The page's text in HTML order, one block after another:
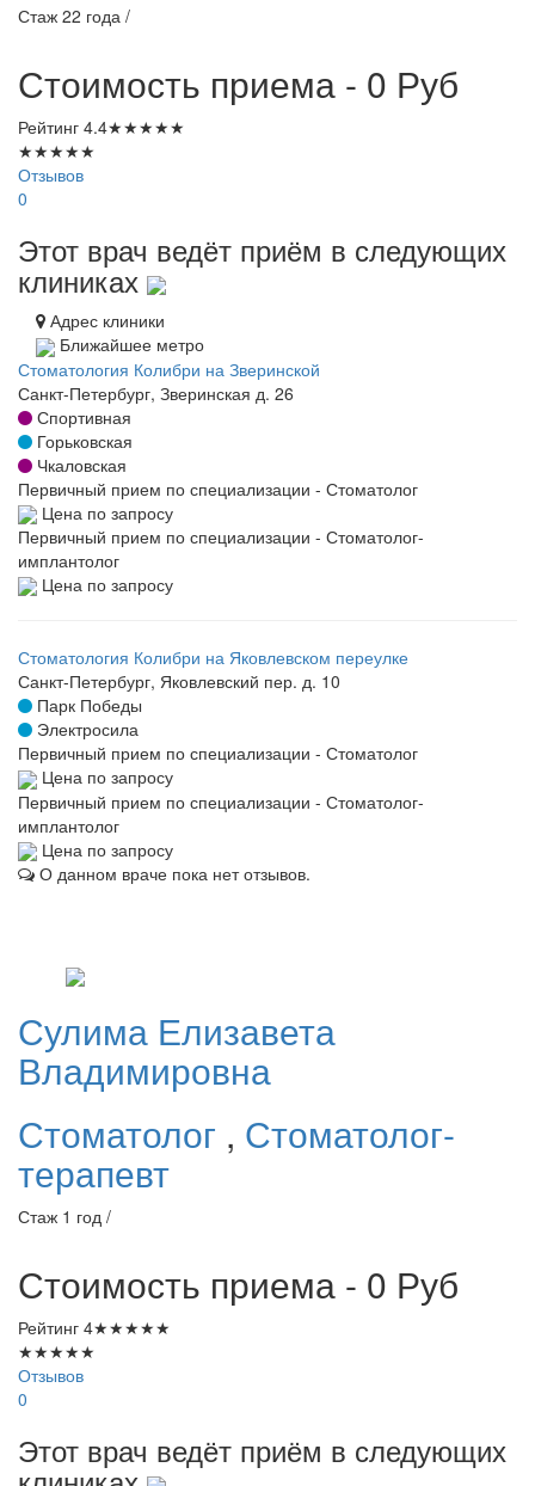
Стаж 22 года /
Стоимость приема - 0 Руб
Рейтинг 4.4★★★★★
★★★★★
Отзывов
0
Этот врач ведёт приём в следующих
клиниках
Адрес клиники
Ближайшее метро
Стоматология Колибри на Зверинской
Санкт-Петербург, Зверинская д. 26
Спортивная
Горьковская
Чкаловская
Первичный прием по специализации - Стоматолог
Цена по запросу
Первичный прием по специализации - Стоматолог-
имплантолог
Цена по запросу
Стоматология Колибри на Яковлевском переулке
Санкт-Петербург, Яковлевский пер. д. 10
Парк Победы
Электросила
Первичный прием по специализации - Стоматолог
Цена по запросу
Первичный прием по специализации - Стоматолог-
имплантолог
Цена по запросу
О данном враче пока нет отзывов.
Сулима Елизавета
Владимировна
Стоматолог , Стоматолог-
терапевт
Стаж 1 год /
Стоимость приема - 0 Руб
Рейтинг 4★★★★★
★★★★★
Отзывов
0
Этот врач ведёт приём в следующих